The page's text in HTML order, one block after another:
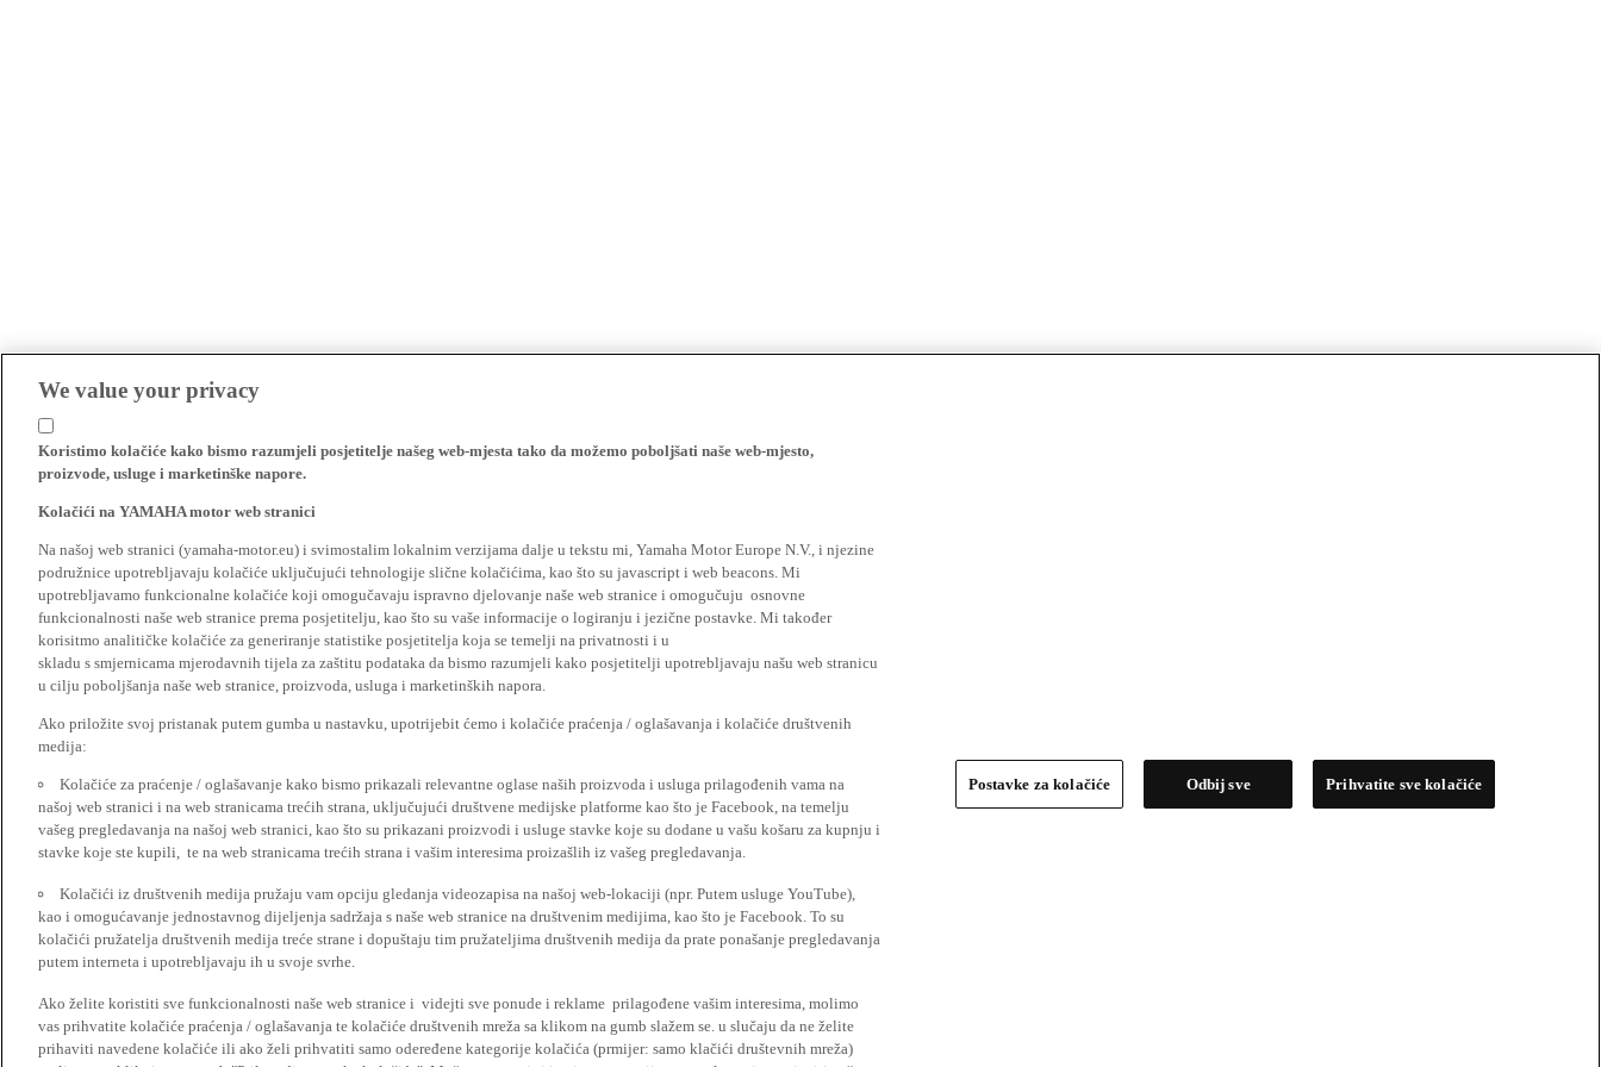
We value your privacy
Koristimo kolačiće kako bismo razumjeli posjetitelje našeg web-mjesta tako da možemo poboljšati naše web-mjesto,
proizvode, usluge i marketinške napore.
Kolačići na YAMAHA motor web stranici
Na našoj web stranici (yamaha-motor.eu) i svimostalim lokalnim verzijama dalje u tekstu mi, Yamaha Motor Europe N.V., i njezine
podružnice upotrebljavaju kolačiće uključujući tehnologije slične kolačićima, kao što su javascript i web beacons. Mi
upotrebljavamo funkcionalne kolačiće koji omogučavaju ispravno djelovanje naše web stranice i omogučuju osnovne
funkcionalnosti naše web stranice prema posjetitelju, kao što su vaše informacije o logiranju i jezične postavke. Mi također
korisitmo analitičke kolačiće za generiranje statistike posjetitelja koja se temelji na privatnosti i u
skladu s smjernicama mjerodavnih tijela za zaštitu podataka da bismo razumjeli kako posjetitelji upotrebljavaju našu web stranicu
u cilju poboljšanja naše web stranice, proizvoda, usluga i marketinških napora.
Ako priložite svoj pristanak putem gumba u nastavku, upotrijebit ćemo i kolačiće praćenja / oglašavanja i kolačiće društvenih
medija:
Kolačiće za praćenje / oglašavanje kako bismo prikazali relevantne oglase naših proizvoda i usluga prilagođenih vama na
našoj web stranici i na web stranicama trećih strana, uključujući društvene medijske platforme kao što je Facebook, na temelju
vašeg pregledavanja na našoj web stranici, kao što su prikazani proizvodi i usluge stavke koje su dodane u vašu košaru za kupnju i
stavke koje ste kupili, te na web stranicama trećih strana i vašim interesima proizašlih iz vašeg pregledavanja.
Kolačići iz društvenih medija pružaju vam opciju gledanja videozapisa na našoj web-lokaciji (npr. Putem usluge YouTube),
kao i omogućavanje jednostavnog dijeljenja sadržaja s naše web stranice na društvenim medijima, kao što je Facebook. To su
kolačići pružatelja društvenih medija treće strane i dopuštaju tim pružateljima društvenih medija da prate ponašanje pregledavanja
putem interneta i upotrebljavaju ih u svoje svrhe.
Ako želite koristiti sve funkcionalnosti naše web stranice i videjti sve ponude i reklame prilagođene vašim interesima, molimo
vas prihvatite kolačiće praćenja / oglašavanja te kolačiće društvenih mreža sa klikom na gumb slažem se. u slučaju da ne želite
prihaviti navedene kolačiće ili ako želi prihvatiti samo odeređene kategorije kolačića (prmijer: samo klačići društevnih mreža)
Postavke za kolačiće Odbij sve Prihvatite sve kolačiće